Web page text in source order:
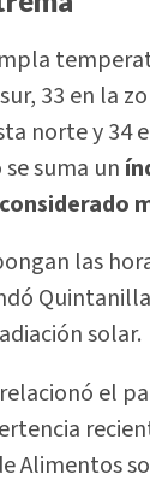
33 en la
norte y 34
suma un
las
solar.
el
Alimentos